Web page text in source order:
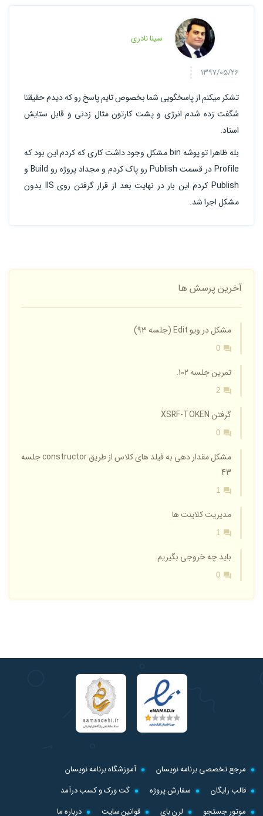
سینا نادری
1397/05/26
تشکر میکنم از پاسخگویی شما بخصوص تایم پاسخ رو که دیدم حقیقتا
شگفت زده شدم انرژی و پشت کارتون مثال زدنی و قابل ستایش
استاد.
بله ظاهرا تو پوشه bin مشکل وجود داشت کاری که کردم این بود که
Profile در قسمت Publish رو پاک کردم و مجداد پروژه رو Build و
Publish کردم این بار در نهایت بعد از قرار گرفتن روی IIS بدون
مشکل اجرا شد.
آخرین پرسش ها
مشکل در ویو Edit (جلسه 93)
0
تمرین جلسه 102.
2
گرفتن XSRF-TOKEN
0
مشکل مقدار دهی به فیلد های کلاس از طریق constructor جلسه
43
1
مدیریت کلاینت ها
1
باید چه خروجی بگیریم
0
مرجع تخصصی برنامه نویسان
آموزشگاه برنامه نویسان
قالب رایگان
سفارش پروژه
گت ورک و کسب درآمد
موتور جستجو
لرن بای قوانین سایت درباره ما